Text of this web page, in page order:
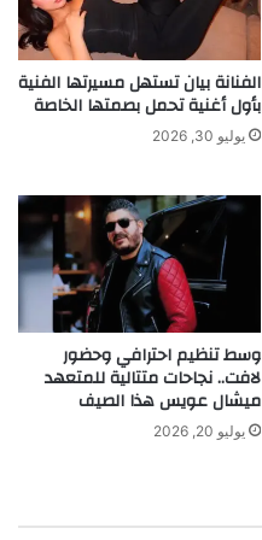
الفنانة بيان تستهل مسيرتها الفنية
بأول أغنية تحمل بصمتها الخاصة
يوليو 30, 2026
وسط تنظيم احترافي وحضور
لافت.. نجاحات متتالية للمتعهد
ميشال عويس هذا الصيف
يوليو 20, 2026